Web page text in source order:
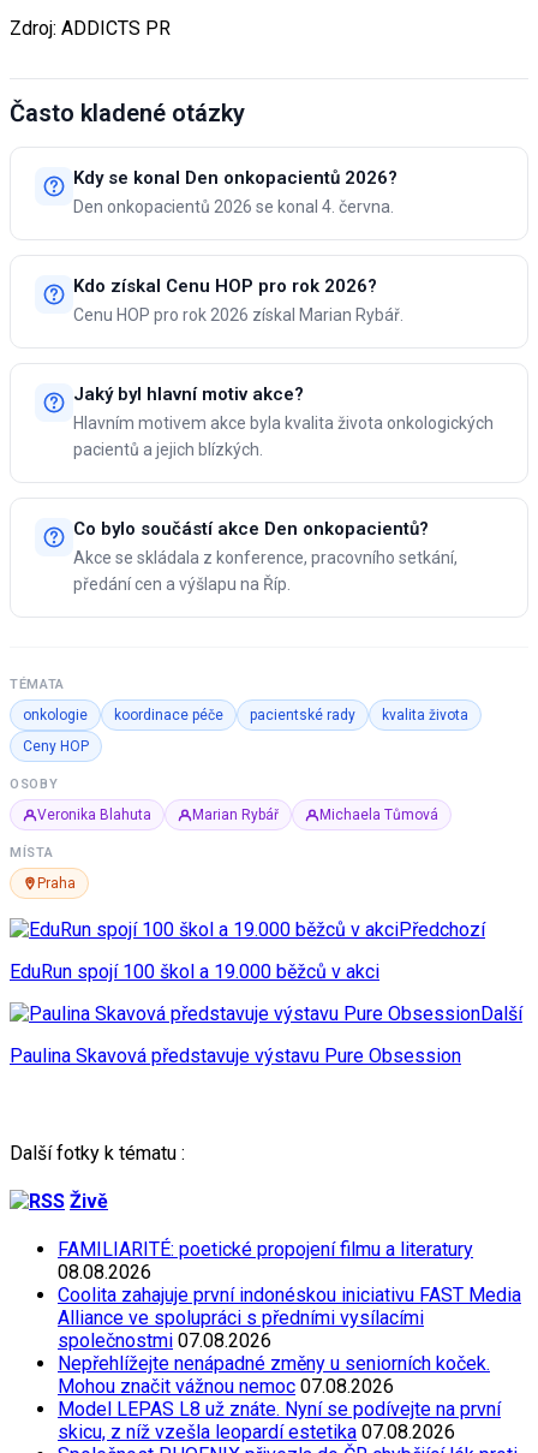
Zdroj: ADDICTS PR
Často kladené otázky
Kdy se konal Den onkopacientů 2026?
Den onkopacientů 2026 se konal 4. června.
Kdo získal Cenu HOP pro rok 2026?
Cenu HOP pro rok 2026 získal Marian Rybář.
Jaký byl hlavní motiv akce?
Hlavním motivem akce byla kvalita života onkologických
pacientů a jejich blízkých.
Co bylo součástí akce Den onkopacientů?
Akce se skládala z konference, pracovního setkání,
předání cen a výšlapu na Říp.
TÉMATA
onkologie koordinace péče pacientské rady
kvalita života
Ceny HOP
OSOBY
Veronika Blahuta Marian Rybář Michaela Tůmová
MÍSTA
Praha
Předchozí
EduRun spojí 100 škol a 19.000 běžců v akci
Další
Paulina Skavová představuje výstavu Pure Obsession
Další fotky k tématu :
Živě
FAMILIARITÉ: poetické propojení filmu a literatury
08.08.2026
Coolita zahajuje první indonéskou iniciativu FAST Media
Alliance ve spolupráci s předními vysílacími
společnostmi 07.08.2026
Nepřehlížejte nenápadné změny u seniorních koček.
Mohou značit vážnou nemoc 07.08.2026
Model LEPAS L8 už znáte. Nyní se podívejte na první
skicu, z níž vzešla leopardí estetika 07.08.2026